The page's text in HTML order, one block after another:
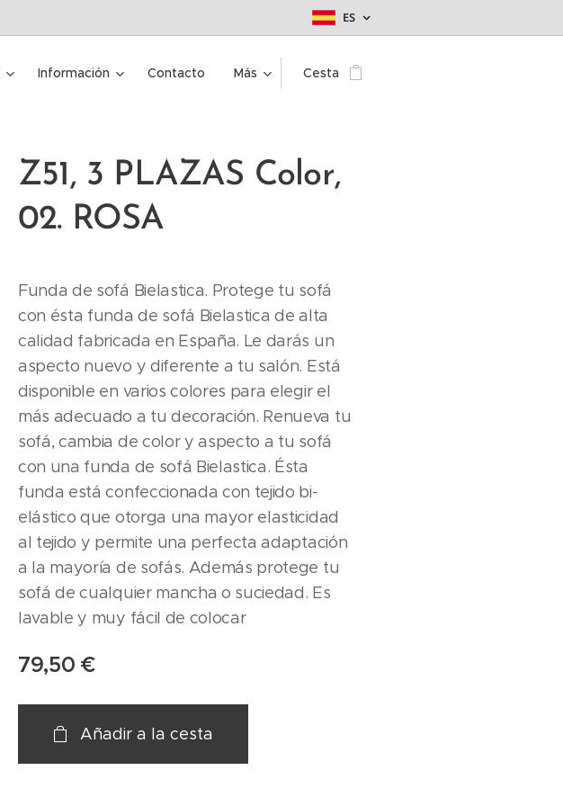
ES
Información Contacto Más Cesta
Z51, 3 PLAZAS Color,
02. ROSA
Funda de sofá Bielastica. Protege tu sofá
con ésta funda de sofá Bielastica de alta
calidad fabricada en España. Le darás un
aspecto nuevo y diferente a tu salón. Está
disponible en varios colores para elegir el
más adecuado a tu decoración. Renueva tu
sofá, cambia de color y aspecto a tu sofá
con una funda de sofá Bielastica. Ésta
funda está confeccionada con tejido bi-
elástico que otorga una mayor elasticidad
al tejido y permite una perfecta adaptación
a la mayoría de sofás. Además protege tu
sofá de cualquier mancha o suciedad. Es
lavable y muy fácil de colocar
79,50 €
Añadir a la cesta